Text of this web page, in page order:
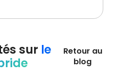
sur le
Retour au
blog